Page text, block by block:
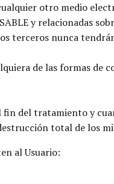
otro medio
y relacionadas
terceros nunca
de las formas de
del tratamiento y
total de los
al Usuario: